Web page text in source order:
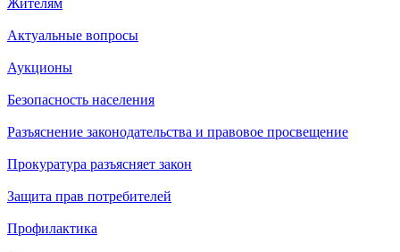
Жителям
Актуальные вопросы
Аукционы
Безопасность населения
Разъяснение законодательства и правовое просвещение
Прокуратура разъясняет закон
Защита прав потребителей
Профилактика